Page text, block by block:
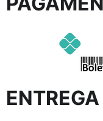
ENTREGA